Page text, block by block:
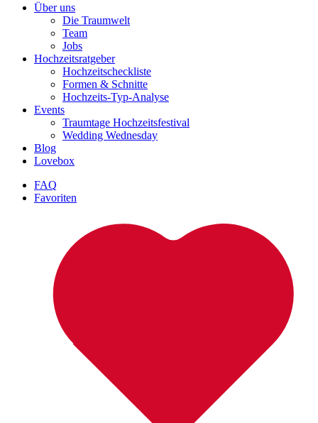
Über uns
Die Traumwelt
Team
Jobs
Hochzeitsratgeber
Hochzeitscheckliste
Formen & Schnitte
Hochzeits-Typ-Analyse
Events
Traumtage Hochzeitsfestival
Wedding Wednesday
Blog
Lovebox
FAQ
Favoriten